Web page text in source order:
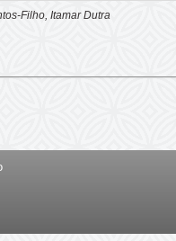
Filho, Itamar Dutra